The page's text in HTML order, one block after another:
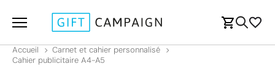
Accueil
Carnet et cahier personnalisé
Cahier publicitaire A4-A5